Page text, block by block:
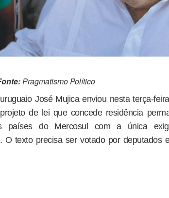
Pragmatismo Político
José Mujica enviou nesta terça-
de lei que concede residência
países do Mercosul com a única
O texto precisa ser votado por deputados